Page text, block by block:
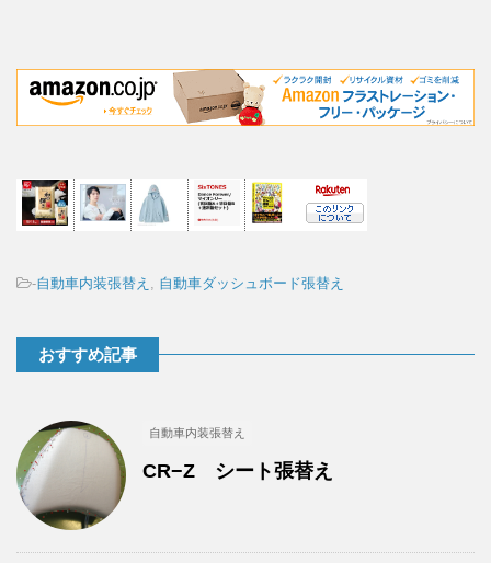
-自動車内装張替え 自動車ダッシュボード張替え
おすすめ記事
自動車内装張替え
CR−Z シート張替え